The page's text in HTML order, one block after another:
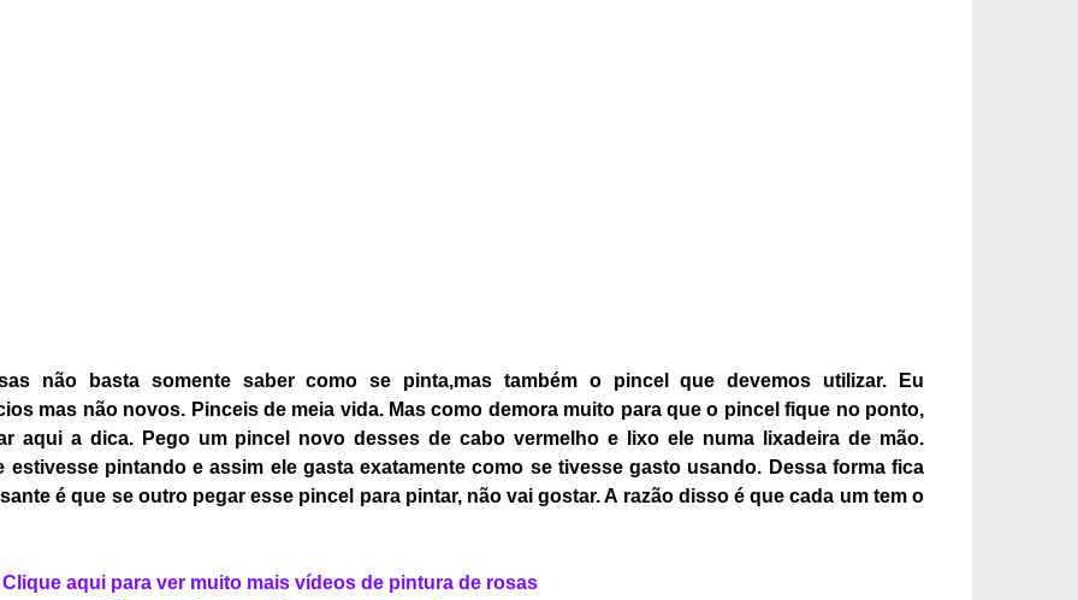
não basta somente saber como se pinta,mas também o pincel que devemos utilizar. Eu
mas não novos. Pinceis de meia vida. Mas como demora muito para que o pincel fique no ponto,
aqui a dica. Pego um pincel novo desses de cabo vermelho e lixo ele numa lixadeira de mão.
pintando e assim ele gasta exatamente como se tivesse gasto usando. Dessa forma fica
é que se outro pegar esse pincel para pintar, não vai gostar. A razão disso é que cada um tem o
Clique aqui para ver muito mais vídeos de pintura de rosas